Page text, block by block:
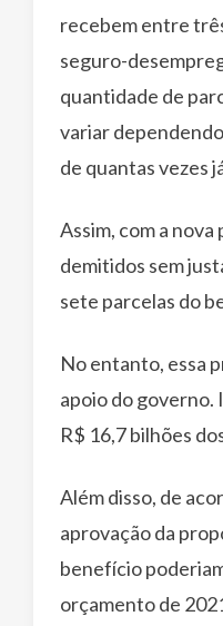
recebem entre
seguro-
quantidade de
variar
de quantas vezes
Assim, com a
demitidos sem
sete parcelas do
No entanto, essa
apoio do governo.
R$ 16,7 bilhões
Além disso, de
aprovação da
benefício
orçamento de